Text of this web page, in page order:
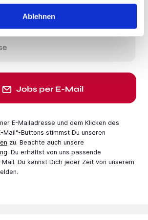
Ablehnen
die zu Dir passen?
E-Mail erhalten
Jobs per E-Mail
E-Mail­adresse und dem Klicken des
Mail"-Buttons stimmst Du unseren
zu. Beachte auch unsere
. Du erhältst von uns passende
Du kannst Dich jeder Zeit von unserem